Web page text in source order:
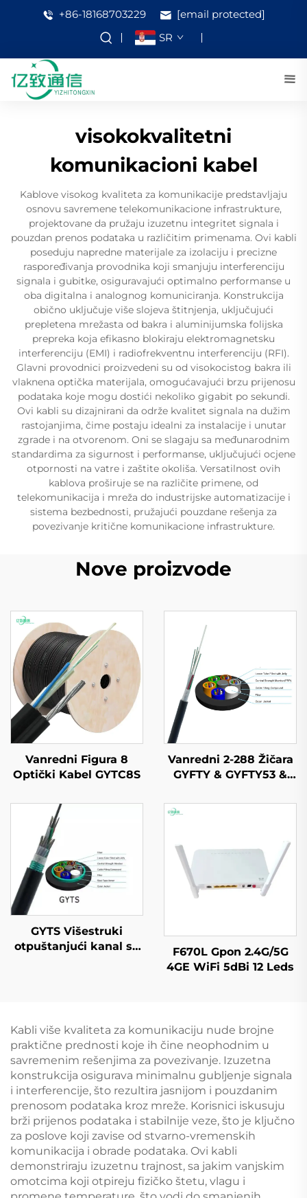
+86-18168703229
[email protected]
SR
visokokvalitetni
komunikacioni kabel
Kablove visokog kvaliteta za komunikacije predstavljaju
osnovu savremene telekomunikacione infrastrukture,
projektovane da pružaju izuzetnu integritet signala i
pouzdan prenos podataka u različitim primenama. Ovi kabli
poseduju napredne materijale za izolaciju i precizne
raspoređivanja provodnika koji smanjuju interferenciju
signala i gubitke, osiguravajući optimalno performanse u
oba digitalna i analognog komuniciranja. Konstrukcija
obično uključuje više slojeva štitnjenja, uključujući
prepletena mrežasta od bakra i aluminijumska folijska
prepreka koja efikasno blokiraju elektromagnetsku
interferenciju (EMI) i radiofrekventnu interferenciju (RFI).
Glavni provodnici proizvedeni su od visokocistog bakra ili
vlaknena optička materijala, omogućavajući brzu prijenosu
podataka koje mogu dostići nekoliko gigabit po sekundi.
Ovi kabli su dizajnirani da održe kvalitet signala na dužim
rastojanjima, čime postaju idealni za instalacije i unutar
zgrade i na otvorenom. Oni se slagaju sa međunarodnim
standardima za sigurnost i performanse, uključujući ocjene
otpornosti na vatre i zaštite okoliša. Versatilnost ovih
kablova proširuje se na različite primene, od
telekomunikacija i mreža do industrijske automatizacije i
sistema bezbednosti, pružajući pouzdane rešenja za
povezivanje kritične komunikacione infrastrukture.
Nove proizvode
Vanredni Figura 8
Optički Kabel GYTC8S
Vanredni 2-288 Žičara
GYFTY & GYFTY53 &
Optički Kabel
GYTS Višestruki
otpuštanjući kanal sa
F670L Gpon 2.4G/5G
4GE WiFi 5dBi 12 Leds
Kabli više kvaliteta za komunikaciju nude brojne
praktične prednosti koje ih čine neophodnim u
savremenim rešenjima za povezivanje. Izuzetna
konstrukcija osigurava minimalnu gubljenje signala
i interferencije, što rezultira jasnijom i pouzdanim
prenosom podataka kroz mreže. Korisnici iskusuju
brži prijenos podataka i stabilnije veze, što je ključno
za poslove koji zavise od stvarno-vremenskih
komunikacija i obrade podataka. Ovi kabli
demonstriraju izuzetnu trajnost, sa jakim vanjskim
omotcima koji otpireju fizičko štetu, vlagu i